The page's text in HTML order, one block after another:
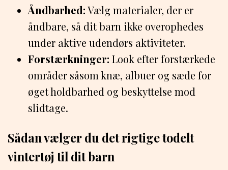
Åndbarhed:Vælg materialer, der er
åndbare, så dit barn ikke overophedes
under aktive udendørs aktiviteter.
Forstærkninger: Look efter forstærkede
områder såsom knæ, albuer og sæde for
øget holdbarhed og beskyttelse mod
slidtage.
Sådan vælger du det rigtige todelt
vintertøj til dit barn